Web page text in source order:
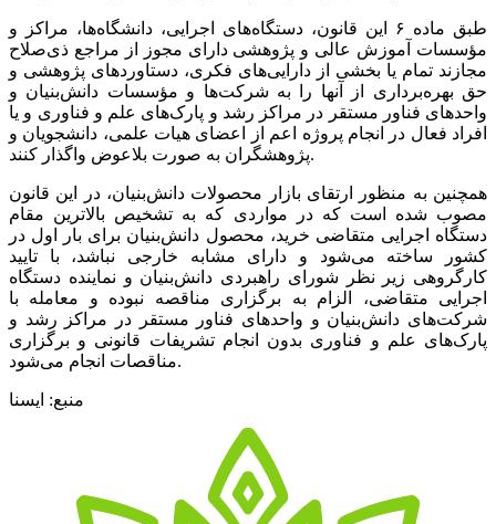
طبق ماده ۶ این قانون، دستگاه‌های اجرایی، دانشگاه‌ها، مراکز و
مؤسسات آموزش عالی و پژوهشی دارای مجوز از مراجع ذی‌صلاح
مجازند تمام یا بخشی از دارایی‌های فکری، دستاوردهای پژوهشی و
حق بهره‌برداری از آنها را به شرکت‌ها و مؤسسات دانش‌بنیان و
واحدهای فناور مستقر در مراکز رشد و پارک‌های علم و فناوری و یا
افراد فعال در انجام پروژه‌ اعم از اعضای هیات علمی، دانشجویان و
پژوهشگران به صورت بلاعوض واگذار کنند.
همچنین به منظور ارتقای بازار محصولات دانش‌بنیان، در این قانون
مصوب شده است که در مواردی که به تشخیص بالاترین مقام
دستگاه اجرایی متقاضی خرید، محصول دانش‌بنیان برای بار اول در
کشور ساخته می‌شود و دارای مشابه خارجی نباشد، با تایید
کارگروهی زیر نظر شورای راهبردی دانش‌بنیان و نماینده دستگاه
اجرایی متقاضی،‌ الزام به برگزاری مناقصه نبوده و معامله با
شرکت‌های دانش‌بنیان و واحدهای فناور مستقر در مراکز رشد و
پارک‌های علم و فناوری بدون انجام تشریفات قانونی و برگزاری
مناقصات انجام می‌شود.
منبع: ایسنا